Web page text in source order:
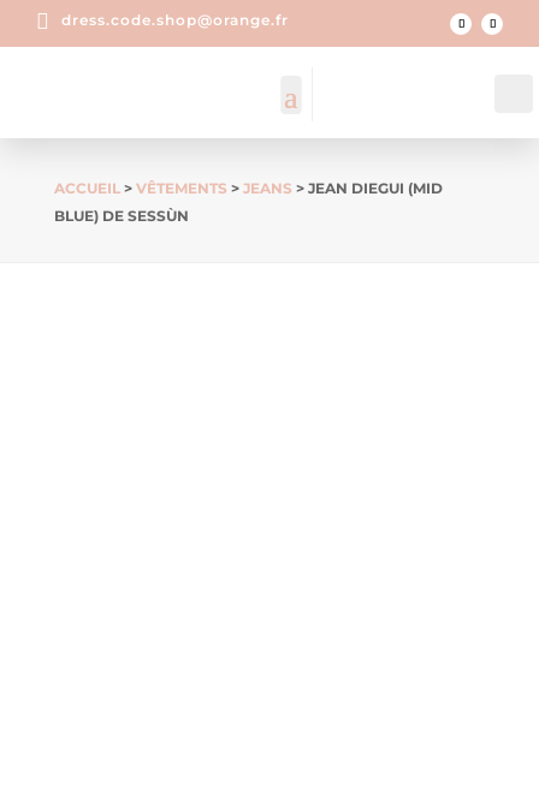
 dress.code.shop@orange.fr
ACCUEIL> VÊTEMENTS > JEANS > JEAN DIEGUI (MID
BLUE) DE SESSÙN